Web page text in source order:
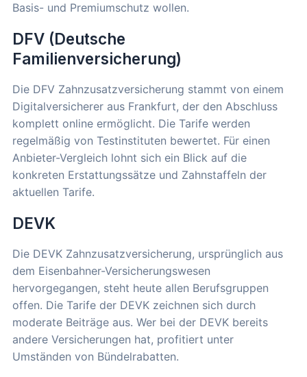
Basis- und Premiumschutz wollen.
DFV (Deutsche
Familienversicherung)
Die DFV Zahnzusatzversicherung stammt von einem
Digitalversicherer aus Frankfurt, der den Abschluss
komplett online ermöglicht. Die Tarife werden
regelmäßig von Testinstituten bewertet. Für einen
Anbieter-Vergleich lohnt sich ein Blick auf die
konkreten Erstattungssätze und Zahnstaffeln der
aktuellen Tarife.
DEVK
Die DEVK Zahnzusatzversicherung, ursprünglich aus
dem Eisenbahner-Versicherungswesen
hervorgegangen, steht heute allen Berufsgruppen
offen. Die Tarife der DEVK zeichnen sich durch
moderate Beiträge aus. Wer bei der DEVK bereits
andere Versicherungen hat, profitiert unter
Umständen von Bündelrabatten.